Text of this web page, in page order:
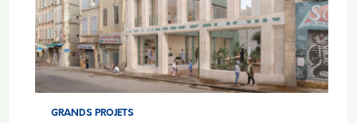
GRANDS PROJETS